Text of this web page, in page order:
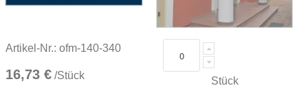
Artikel-Nr.: ofm-140-340
16,73 € /Stück Stück